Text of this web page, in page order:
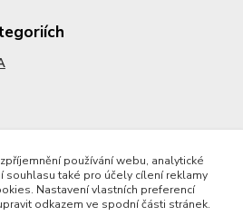
používání webu, analytické
souhlasu také pro účely cílení reklamy
Nastavení vlastních preferencí
odkazem ve spodní části stránek.